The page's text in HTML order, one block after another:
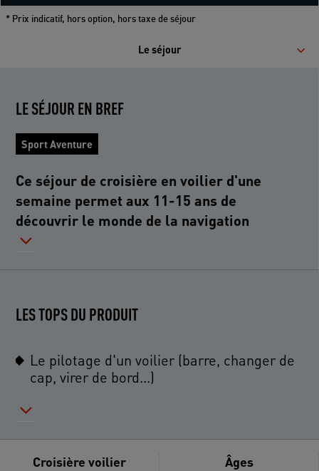
* Prix indicatif, hors option, hors taxe de séjour
Le séjour
LE SÉJOUR EN BREF
Sport Aventure
Ce séjour de croisière en voilier d'une
semaine permet aux 11-15 ans de
découvrir le monde de la navigation
LES TOPS DU PRODUIT
Le pilotage d'un voilier (barre, changer de
cap, virer de bord...)
Croisière voilier Âges